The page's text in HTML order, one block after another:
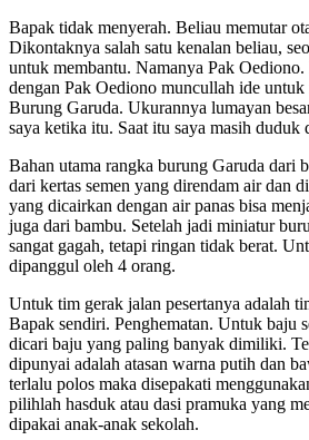
Bapak tidak menyerah. Beliau memutar
Dikontaknya salah satu kenalan beliau,
untuk membantu. Namanya Pak
dengan Pak Oediono muncullah ide
Burung Garuda. Ukurannya lumayan
saya ketika itu. Saat itu saya masih duduk
Bahan utama rangka burung Garuda dari
dari kertas semen yang direndam air dan
yang dicairkan dengan air panas bisa
juga dari bambu. Setelah jadi miniatur
sangat gagah, tetapi ringan tidak berat.
dipanggul oleh 4 orang.
Untuk tim gerak jalan pesertanya adalah
Bapak sendiri. Penghematan. Untuk baju
dicari baju yang paling banyak dimiliki.
dipunyai adalah atasan warna putih dan
terlalu polos maka disepakati
pilihlah hasduk atau dasi pramuka yang
dipakai anak-anak sekolah.